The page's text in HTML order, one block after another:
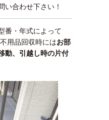
い合わせ下さい！
番・年式によって
用品回収時にはお部
動、引越し時の片付